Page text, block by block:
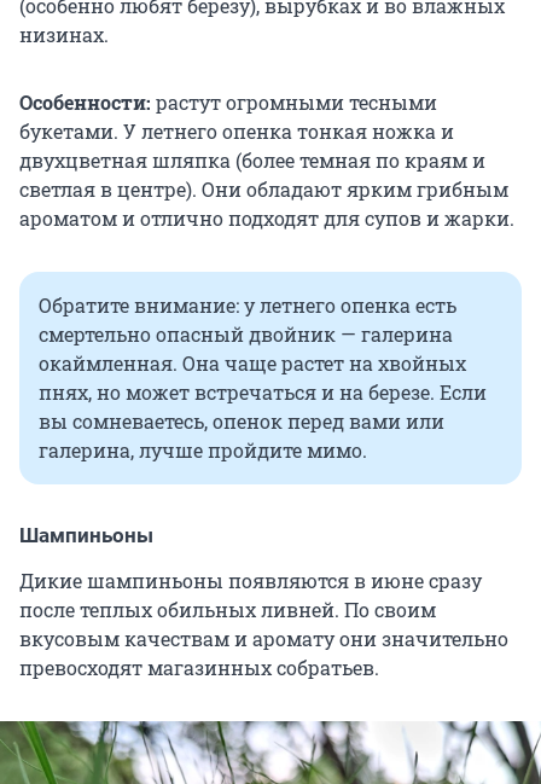
(особенно любят березу), вырубках и во влажных
низинах.
Особенности: растут огромными тесными
букетами. У летнего опенка тонкая ножка и
двухцветная шляпка (более темная по краям и
светлая в центре). Они обладают ярким грибным
ароматом и отлично подходят для супов и жарки.
Обратите внимание: у летнего опенка есть
смертельно опасный двойник — галерина
окаймленная. Она чаще растет на хвойных
пнях, но может встречаться и на березе. Если
вы сомневаетесь, опенок перед вами или
галерина, лучше пройдите мимо.
Шампиньоны
Дикие шампиньоны появляются в июне сразу
после теплых обильных ливней. По своим
вкусовым качествам и аромату они значительно
превосходят магазинных собратьев.